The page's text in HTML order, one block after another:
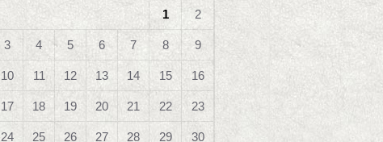
1 2
3 4 5 6 7 8 9
10 11 12 13 14 15 16
17 18 19 20 21 22 23
24 25 26 27 28 29 30